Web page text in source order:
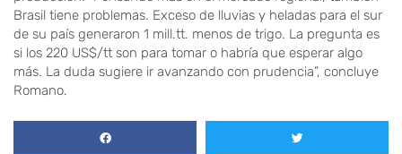
Brasil tiene problemas. Exceso de lluvias y heladas para el sur
de su país generaron 1 mill.tt. menos de trigo. La pregunta es
si los 220 US$/tt son para tomar o habría que esperar algo
más. La duda sugiere ir avanzando con prudencia”, concluye
Romano.